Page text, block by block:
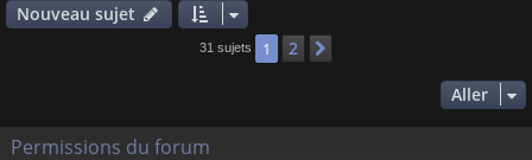
Nouveau sujet
31 sujets 1 2
Aller
Permissions du forum